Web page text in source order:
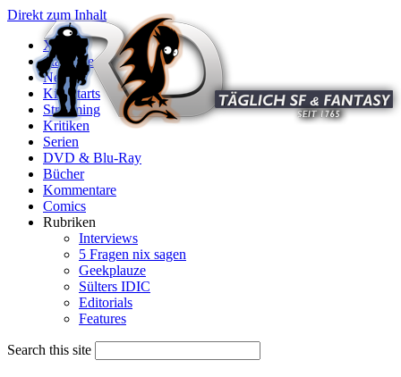
Direkt zum Inhalt
X
Startseite
News
Kinostarts
Streaming
Kritiken
Serien
DVD & Blu-Ray
Bücher
Kommentare
Comics
Rubriken
Interviews
5 Fragen nix sagen
Geekplauze
Sülters IDIC
Editorials
Features
Search this site